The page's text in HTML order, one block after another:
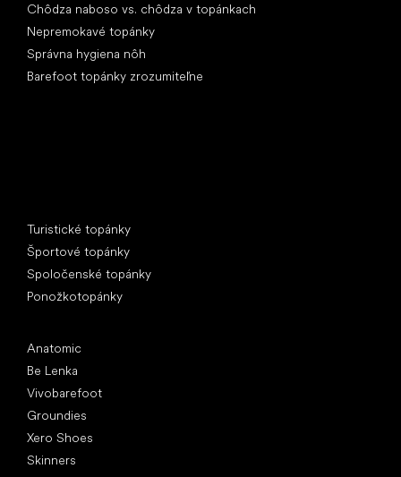
Chôdza naboso vs. chôdza v topánkach
Nepremokavé topánky
Správna hygiena nôh
Barefoot topánky zrozumiteľne
Turistické topánky
Športové topánky
Spoločenské topánky
Ponožkotopánky
Anatomic
Be Lenka
Vivobarefoot
Groundies
Xero Shoes
Skinners